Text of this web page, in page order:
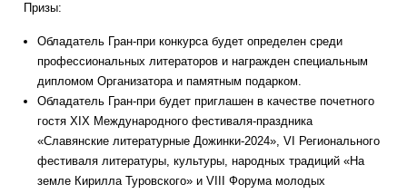
Призы:
Обладатель Гран-при конкурса будет определен среди
профессиональных литераторов и награжден специальным
дипломом Организатора и памятным подарком.
Обладатель Гран-при будет приглашен в качестве почетного
гостя XIX Международного фестиваля-праздника
«Славянские литературные Дожинки-2024», VI Регионального
фестиваля литературы, культуры, народных традиций «На
земле Кирилла Туровского» и VIII Форума молодых